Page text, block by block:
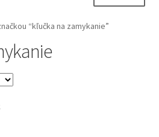
“kľučka na zamykanie”